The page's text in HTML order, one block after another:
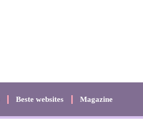
Beste websites Magazine